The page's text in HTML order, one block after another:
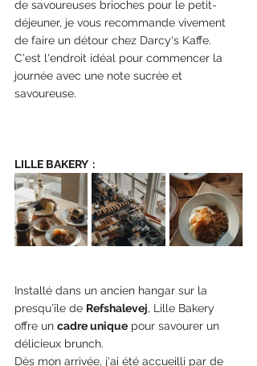
de savoureuses brioches pour le petit-
déjeuner, je vous recommande vivement
de faire un détour chez Darcy's Kaffe.
C'est l'endroit idéal pour commencer la
journée avec une note sucrée et
savoureuse.
LILLE BAKERY  :
Installé dans un ancien hangar sur la
presqu'île de Refshalevej, Lille Bakery
offre un cadre unique pour savourer un
délicieux brunch.
Dès mon arrivée, j'ai été accueilli par de